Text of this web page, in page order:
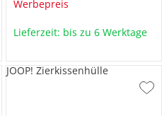
Werbepreis
Lieferzeit: bis zu 6 Werktage
JOOP! Zierkissenhülle